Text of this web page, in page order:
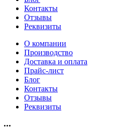
Контакты
Отзывы
Реквизиты
О компании
Производство
Доставка и оплата
Прайс-лист
Блог
Контакты
Отзывы
Реквизиты